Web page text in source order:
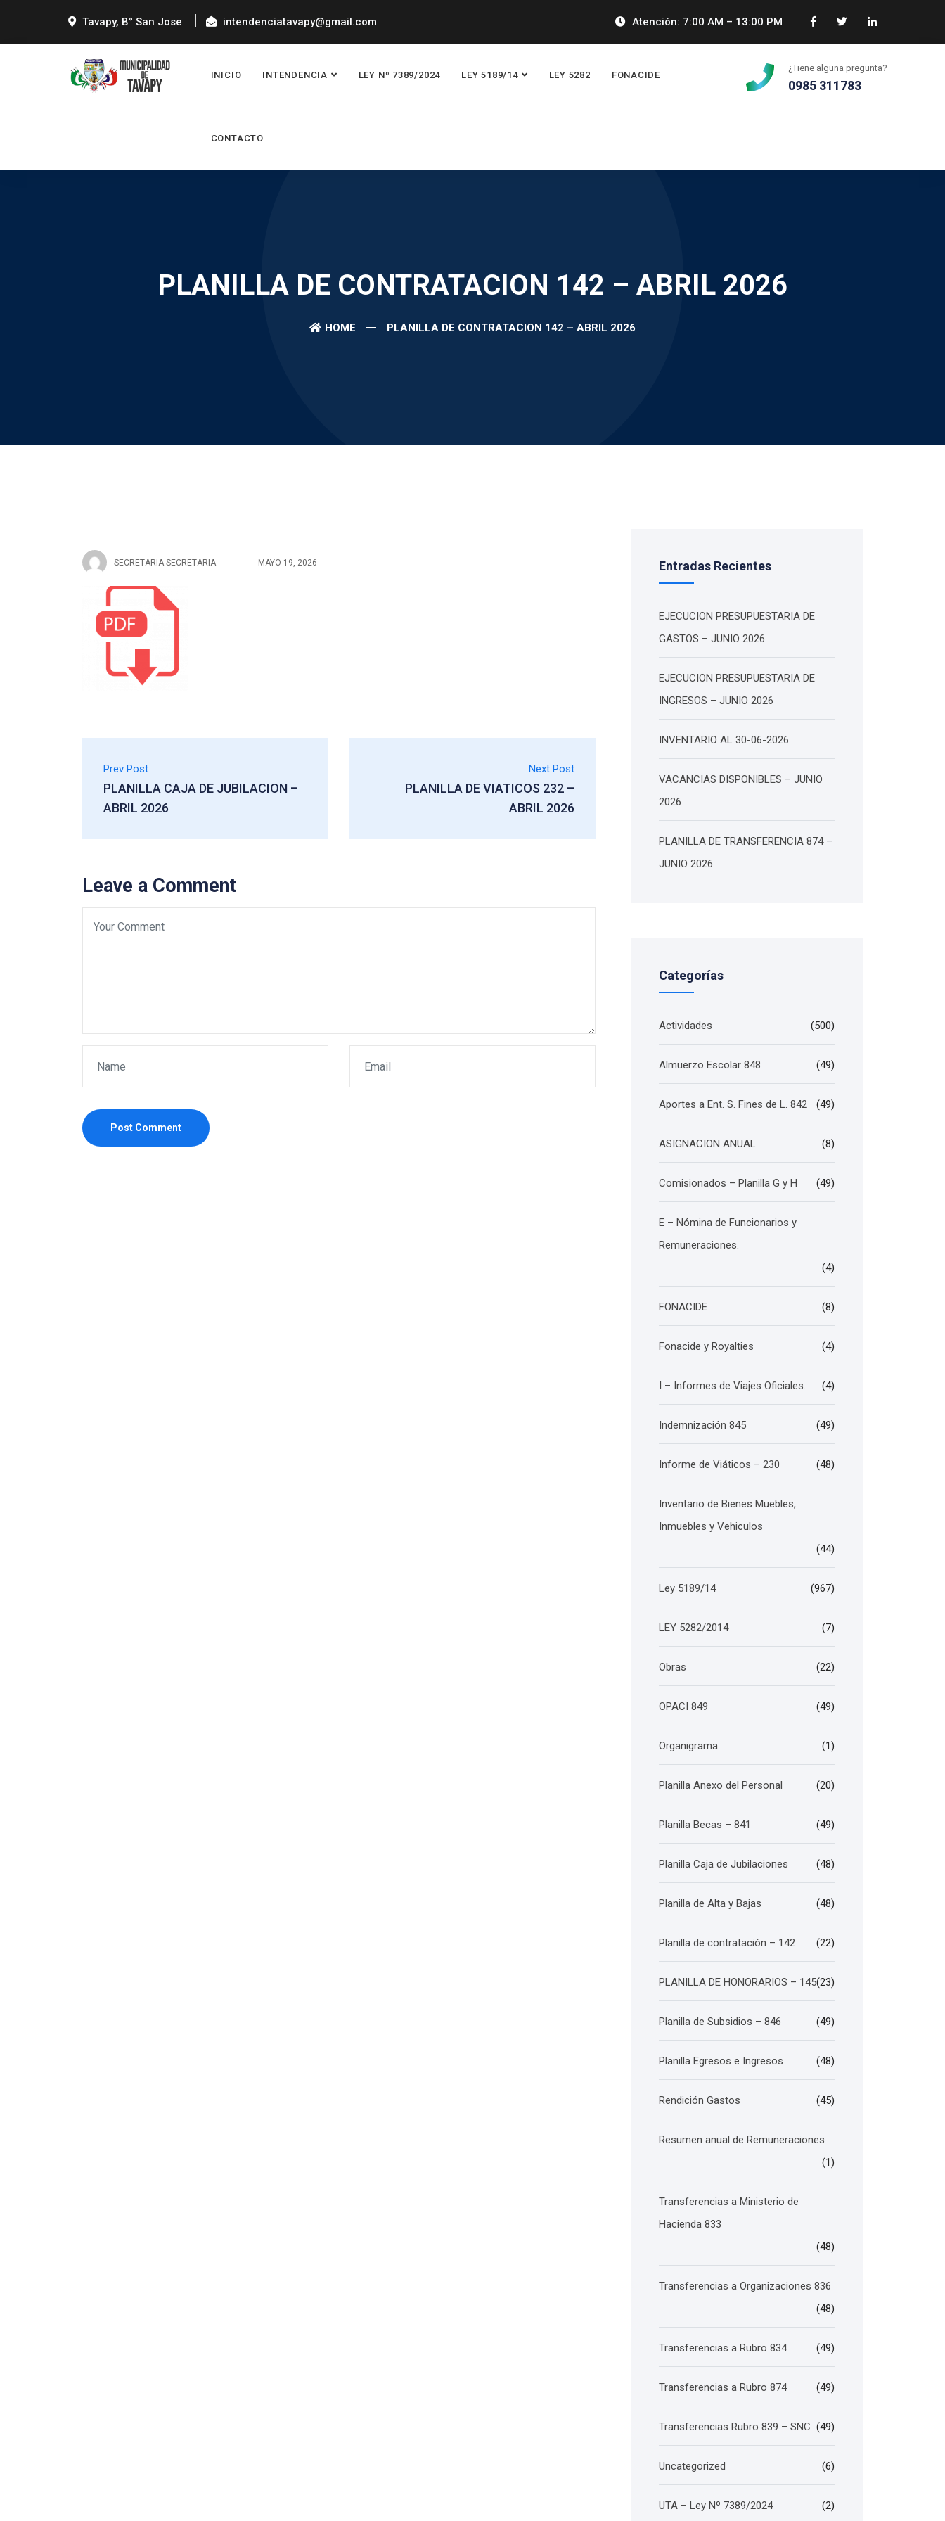
Tavapy, B° San Jose intendenciatavapy@gmail.com Atención: 7:00 AM – 13:00 PM
¿Tiene alguna pregunta?
0985 311783
INICIO INTENDENCIA LEY Nº 7389/2024 LEY 5189/14 LEY 5282 FONACIDE
CONTACTO
PLANILLA DE CONTRATACION 142 – ABRIL 2026
HOME PLANILLA DE CONTRATACION 142 – ABRIL 2026
SECRETARIA SECRETARIA MAYO 19, 2026
Prev Post
PLANILLA CAJA DE JUBILACION –
ABRIL 2026
Next Post
PLANILLA DE VIATICOS 232 –
ABRIL 2026
Leave a Comment
Post Comment
Entradas Recientes
EJECUCION PRESUPUESTARIA DE
GASTOS – JUNIO 2026
EJECUCION PRESUPUESTARIA DE
INGRESOS – JUNIO 2026
INVENTARIO AL 30-06-2026
VACANCIAS DISPONIBLES – JUNIO
2026
PLANILLA DE TRANSFERENCIA 874 –
JUNIO 2026
Categorías
Actividades (500)
Almuerzo Escolar 848 (49)
Aportes a Ent. S. Fines de L. 842 (49)
ASIGNACION ANUAL (8)
Comisionados – Planilla G y H (49)
E – Nómina de Funcionarios y
Remuneraciones.
(4)
FONACIDE (8)
Fonacide y Royalties (4)
I – Informes de Viajes Oficiales. (4)
Indemnización 845 (49)
Informe de Viáticos – 230 (48)
Inventario de Bienes Muebles,
Inmuebles y Vehiculos
(44)
Ley 5189/14 (967)
LEY 5282/2014 (7)
Obras (22)
OPACI 849 (49)
Organigrama (1)
Planilla Anexo del Personal (20)
Planilla Becas – 841 (49)
Planilla Caja de Jubilaciones (48)
Planilla de Alta y Bajas (48)
Planilla de contratación – 142 (22)
PLANILLA DE HONORARIOS – 145(23)
Planilla de Subsidios – 846 (49)
Planilla Egresos e Ingresos (48)
Rendición Gastos (45)
Resumen anual de Remuneraciones
(1)
Transferencias a Ministerio de
Hacienda 833
(48)
Transferencias a Organizaciones 836
(48)
Transferencias a Rubro 834 (49)
Transferencias a Rubro 874 (49)
Transferencias Rubro 839 – SNC (49)
Uncategorized (6)
UTA – Ley Nº 7389/2024 (2)